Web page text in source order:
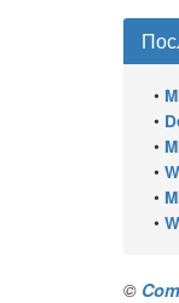
•
•
•
•
•
•
©